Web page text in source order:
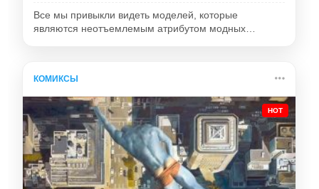
Все мы привыкли видеть моделей, которые
являются неотъемлемым атрибутом модных…
КОМИКСЫ
HOT